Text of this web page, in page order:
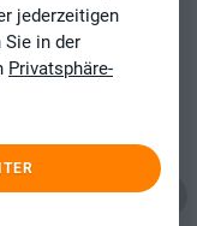
jederzeitigen
in der
Privatsphäre-